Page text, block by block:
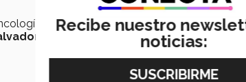
médica y jefa de residentes de
Subirán
fue quien tuvo la iniciativa de
Recibe nuestro
noticias: